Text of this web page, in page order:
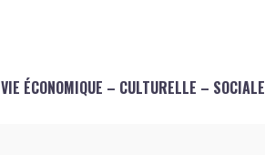
VIE ÉCONOMIQUE – CULTURELLE – SOCIALE